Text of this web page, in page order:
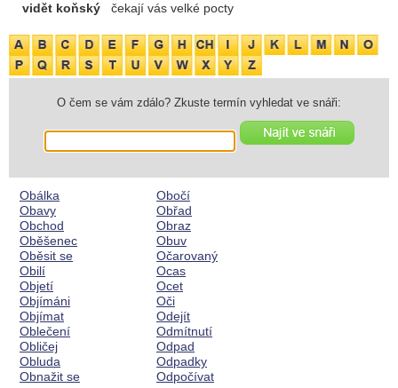
vidět koňský
čekají vás velké pocty
O čem se vám zdálo? Zkuste termín vyhledat ve snáři:
Obálka
Obavy
Obchod
Oběšenec
Oběsit se
Obilí
Objetí
Objímáni
Objímat
Oblečení
Obličej
Obluda
Obnažit se
Obočí
Obřad
Obraz
Obuv
Očarovaný
Ocas
Ocet
Oči
Odejít
Odmítnutí
Odpad
Odpadky
Odpočívat